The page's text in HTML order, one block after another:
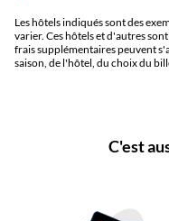
Les hôtels indiqués sont des
varier. Ces hôtels et d'autres
frais supplémentaires peuvent
saison, de l'hôtel, du choix du
C'est